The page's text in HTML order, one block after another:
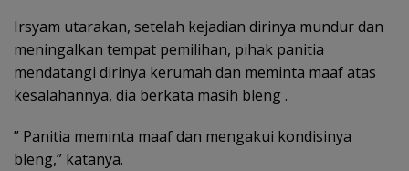
Irsyam utarakan, setelah kejadian dirinya mundur dan
meningalkan tempat pemilihan, pihak panitia
mendatangi dirinya kerumah dan meminta maaf atas
kesalahannya, dia berkata masih bleng .
” Panitia meminta maaf dan mengakui kondisinya
bleng,” katanya.